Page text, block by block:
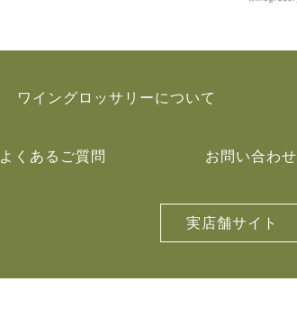
ワイングロッサリーについて
よくあるご質問 お問い合わせ
実店舗サイト